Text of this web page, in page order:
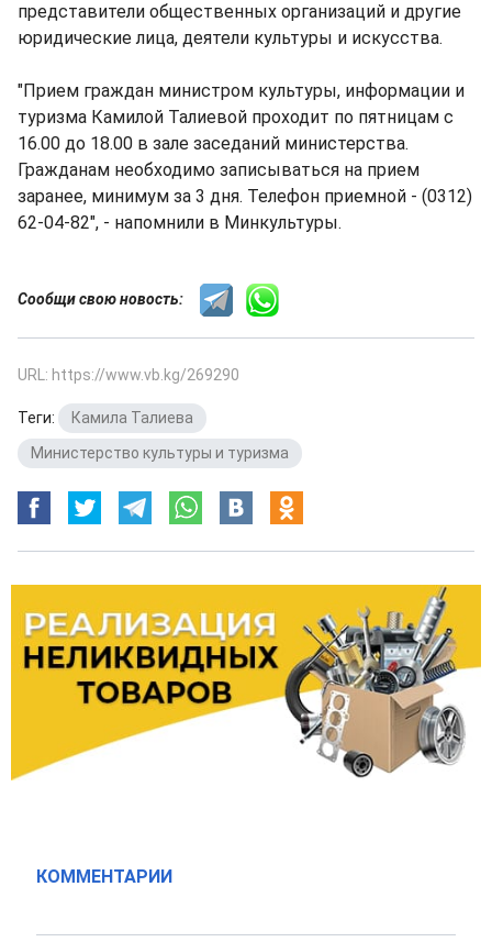
представители общественных организаций и другие
юридические лица, деятели культуры и искусства.
"Прием граждан министром культуры, информации и
туризма Камилой Талиевой проходит по пятницам с
16.00 до 18.00 в зале заседаний министерства.
Гражданам необходимо записываться на прием
заранее, минимум за 3 дня. Телефон приемной - (0312)
62-04-82", - напомнили в Минкультуры.
Сообщи свою новость:
URL: https://www.vb.kg/269290
Теги: Камила Талиева
Министерство культуры и туризма
КОММЕНТАРИИ